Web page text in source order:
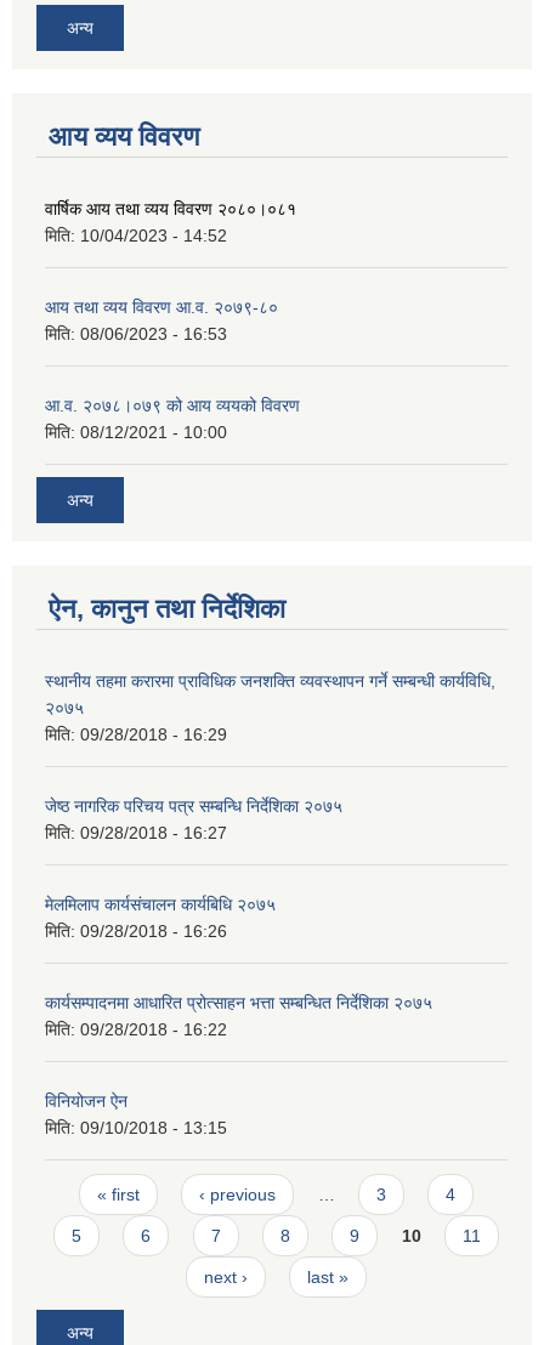
अन्य
आय व्यय विवरण
वार्षिक आय तथा व्यय विवरण २०८०।०८१
मिति: 10/04/2023 - 14:52
आय तथा व्यय विवरण आ.व. २०७९-८०
मिति: 08/06/2023 - 16:53
आ.व. २०७८।०७९ को आय व्ययको विवरण
मिति: 08/12/2021 - 10:00
अन्य
ऐन, कानुन तथा निर्देशिका
स्थानीय तहमा करारमा प्राविधिक जनशक्ति व्यवस्थापन गर्ने सम्बन्धी कार्यविधि,
२०७५
मिति: 09/28/2018 - 16:29
जेष्ठ नागरिक परिचय पत्र सम्बन्धि निर्देशिका २०७५
मिति: 09/28/2018 - 16:27
मेलमिलाप कार्यसंचालन कार्यबिधि २०७५
मिति: 09/28/2018 - 16:26
कार्यसम्पादनमा आधारित प्रोत्साहन भत्ता सम्बन्धित निर्देशिका २०७५
मिति: 09/28/2018 - 16:22
विनियोजन ऐन
मिति: 09/10/2018 - 13:15
Pages
« first ‹ previous 3 4
5 6 7 8 9 10 11
next › last »
अन्य